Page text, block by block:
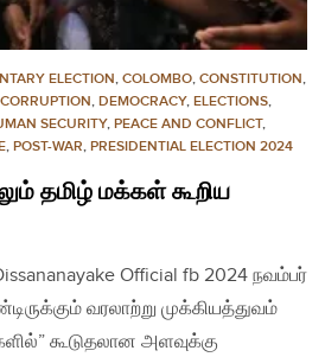
ELECTION, COLOMBO, CONSTITUTION,
CORRUPTION, DEMOCRACY, ELECTIONS,
SECURITY, PEACE AND CONFLICT,
, POST-WAR, PRESIDENTIAL ELECTION 2024
தமிழ் மக்கள் கூறிய
Official fb 2024 நவம்பர்
வரலாற்று முக்கியத்துவம்
கூடுதலான அளவுக்கு